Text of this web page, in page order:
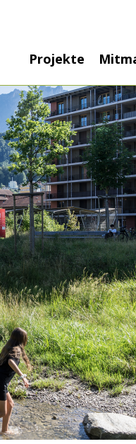
Projekte